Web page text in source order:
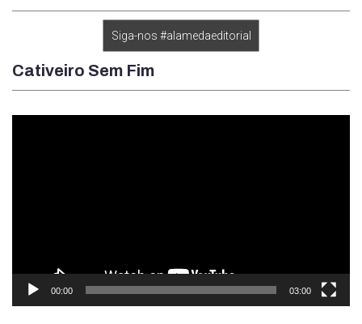
Siga-nos #alamedaeditorial
Cativeiro Sem Fim
00:00 03:00